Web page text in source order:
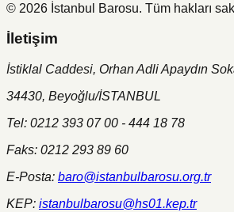
© 2026 İstanbul Barosu. Tüm hakları
İletişim
İstiklal Caddesi, Orhan Adli Apaydın
34430, Beyoğlu/İSTANBUL
Tel: 0212 393 07 00 - 444 18 78
Faks: 0212 293 89 60
E-Posta: baro@istanbulbarosu.org.tr
KEP: istanbulbarosu@hs01.kep.tr